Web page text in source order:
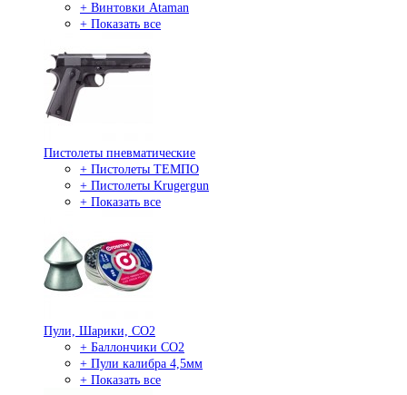
+ Винтовки Ataman
+ Показать все
Пистолеты пневматические
+ Пистолеты ТЕМПО
+ Пистолеты Krugergun
+ Показать все
Пули, Шарики, СО2
+ Баллончики СО2
+ Пули калибра 4,5мм
+ Показать все